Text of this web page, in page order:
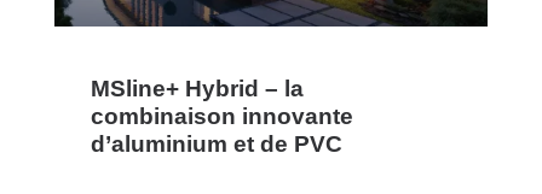
MSline+ Hybrid – la
combinaison innovante
d’aluminium et de PVC